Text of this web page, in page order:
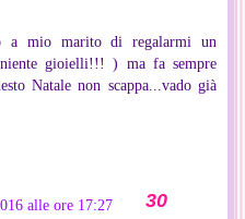
a mio marito di regalarmi un
gioielli!!! ) ma fa sempre
Natale non scappa...vado già
alle ore 17:27